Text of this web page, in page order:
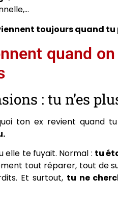
toujours quand
quand
: tu n’es
ton ex revient quand
elle te fuyait. Normal : tu
tout réparer, tout de
Et surtout, tu ne